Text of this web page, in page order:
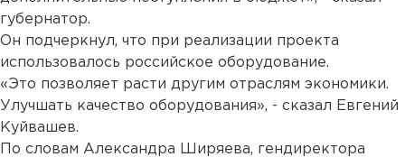
губернатор.
Он подчеркнул, что при реализации проекта
использовалось российское оборудование.
«Это позволяет расти другим отраслям экономики.
Улучшать качество оборудования», - сказал Евгений
Куйвашев.
По словам Александра Ширяева, гендиректора